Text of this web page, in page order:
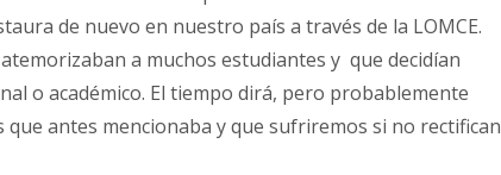
de nuevo en nuestro país a través de la LOMCE.
a muchos estudiantes y que decidían
o académico. El tiempo dirá, pero probablemente
antes mencionaba y que sufriremos si no rectifican